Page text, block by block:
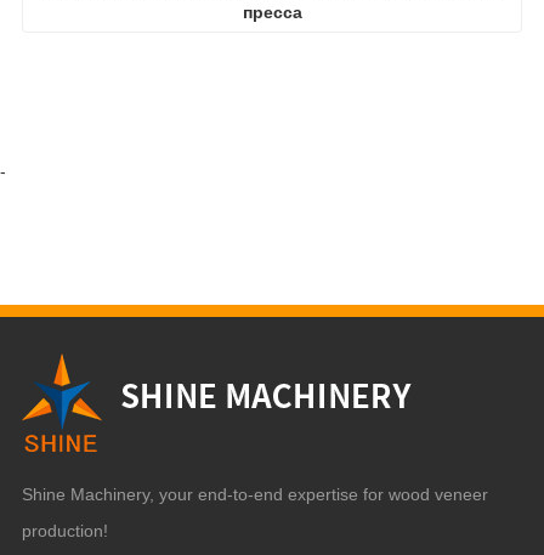
пресса
-
Shine Machinery, your end-to-end expertise for wood veneer
production!